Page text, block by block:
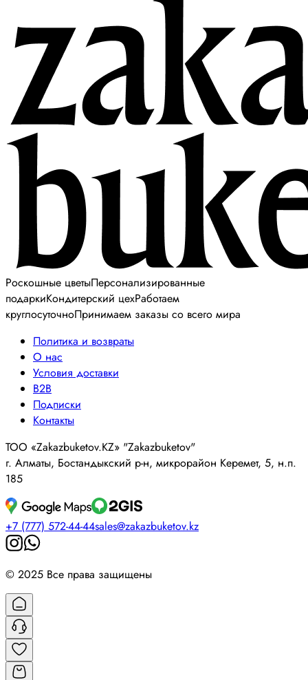
Роскошные цветыПерсонализированные
подаркиКондитерский цехРаботаем
круглосуточноПринимаем заказы со всего мира
Политика и возвраты
О нас
Условия доставки
B2B
Подписки
Контакты
ТОО «Zakazbuketov.KZ» "Zakazbuketov"
г. Алматы, Бостандыкский р-н, микрорайон Керемет, 5, н.п.
185
+7 (777) 572-44-44sales@zakazbuketov.kz
© 2025 Все права защищены